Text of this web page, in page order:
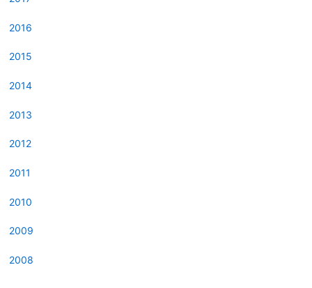
2016
2015
2014
2013
2012
2011
2010
2009
2008